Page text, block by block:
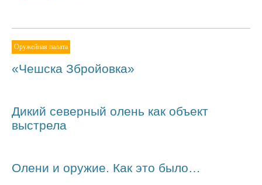
Оружейная палата
«Чешска Збройовка»
Дикий северный олень как объект
выстрела
Олени и оружие. Как это было…